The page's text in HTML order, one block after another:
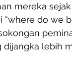
mereka
do we
lebih